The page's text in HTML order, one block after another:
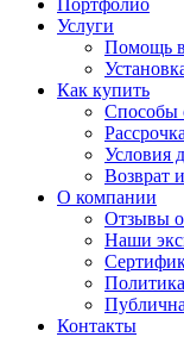
Портфолио
Услуги
Помощь
Как купить
Способы
Рассрочка
Условия
Возврат
О компании
Отзывы
Наши
Контакты